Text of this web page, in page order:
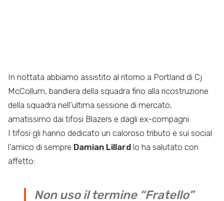
In nottata abbiamo assistito al ritorno a Portland di Cj
McCollum, bandiera della squadra fino alla ricostruzione
della squadra nell’ultima sessione di mercato,
amatissimo dai tifosi Blazers e dagli ex-compagni.
I tifosi gli hanno dedicato un caloroso tributo e sui social
l’amico di sempre Damian Lillard lo ha salutato con
affetto:
Non uso il termine “Fratello”